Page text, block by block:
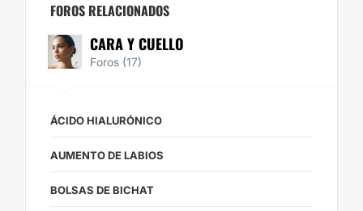
FOROS RELACIONADOS
CARA Y CUELLO
Foros (17)
ÁCIDO HIALURÓNICO
AUMENTO DE LABIOS
BOLSAS DE BICHAT